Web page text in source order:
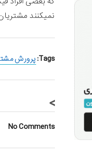
نمیکنند
Tags: پرورش
>
No Comments